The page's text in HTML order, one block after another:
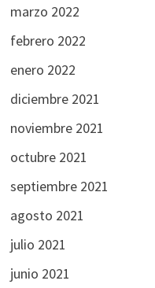
marzo 2022
febrero 2022
enero 2022
diciembre 2021
noviembre 2021
octubre 2021
septiembre 2021
agosto 2021
julio 2021
junio 2021